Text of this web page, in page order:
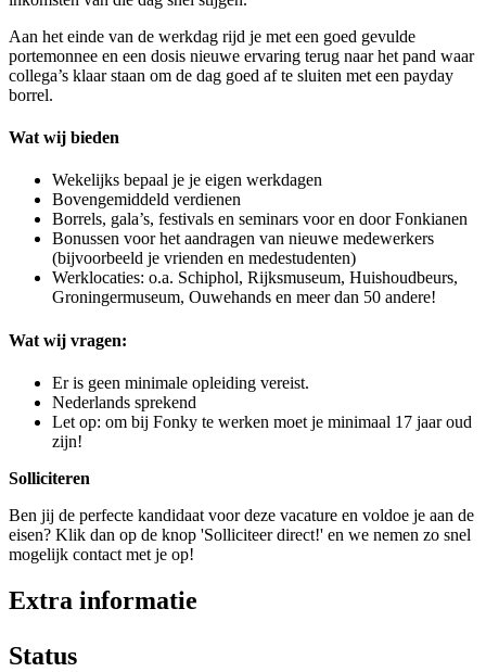
Aan het einde van de werkdag rijd je met een goed gevulde
portemonnee en een dosis nieuwe ervaring terug naar het pand waar
collega’s klaar staan om de dag goed af te sluiten met een payday
borrel.
Wat wij bieden
Wekelijks bepaal je je eigen werkdagen
Bovengemiddeld verdienen
Borrels, gala’s, festivals en seminars voor en door Fonkianen
Bonussen voor het aandragen van nieuwe medewerkers
(bijvoorbeeld je vrienden en medestudenten)
Werklocaties: o.a. Schiphol, Rijksmuseum, Huishoudbeurs,
Groningermuseum, Ouwehands en meer dan 50 andere!
Wat wij vragen:
Er is geen minimale opleiding vereist.
Nederlands sprekend
Let op: om bij Fonky te werken moet je minimaal 17 jaar oud
zijn!
Solliciteren
Ben jij de perfecte kandidaat voor deze vacature en voldoe je aan de
eisen? Klik dan op de knop 'Solliciteer direct!' en we nemen zo snel
mogelijk contact met je op!
Extra informatie
Status